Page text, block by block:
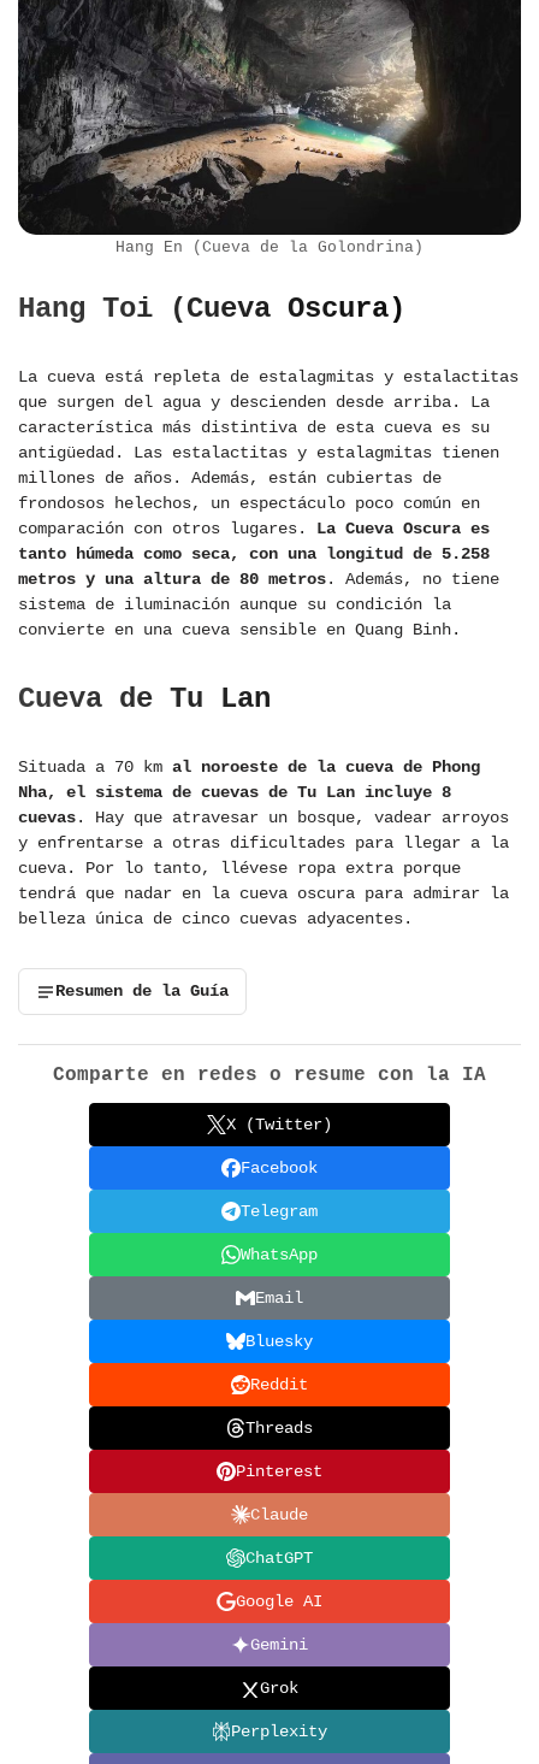
Hang En (Cueva de la Golondrina)
Hang Toi (Cueva Oscura)
La cueva está repleta de estalagmitas y estalactitas
que surgen del agua y descienden desde arriba. La
característica más distintiva de esta cueva es su
antigüedad. Las estalactitas y estalagmitas tienen
millones de años. Además, están cubiertas de
frondosos helechos, un espectáculo poco común en
comparación con otros lugares. La Cueva Oscura es
tanto húmeda como seca, con una longitud de 5.258
metros y una altura de 80 metros. Además, no tiene
sistema de iluminación aunque su condición la
convierte en una cueva sensible en Quang Binh.
Cueva de Tu Lan
Situada a 70 km al noroeste de la cueva de Phong
Nha, el sistema de cuevas de Tu Lan incluye 8
cuevas. Hay que atravesar un bosque, vadear arroyos
y enfrentarse a otras dificultades para llegar a la
cueva. Por lo tanto, llévese ropa extra porque
tendrá que nadar en la cueva oscura para admirar la
belleza única de cinco cuevas adyacentes.
Resumen de la Guía
Comparte en redes o resume con la IA
X (Twitter)
Facebook
Telegram
WhatsApp
Email
Bluesky
Reddit
Threads
Pinterest
Claude
ChatGPT
Google AI
Gemini
Grok
Perplexity